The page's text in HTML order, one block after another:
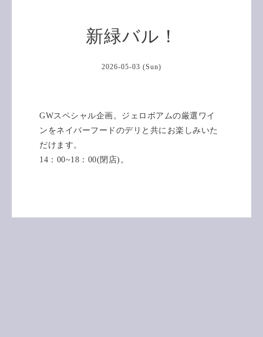
新緑バル！
2026-05-03 (Sun)
GWスペシャル企画。ジェロボアムの厳選ワイ
ンをネイバーフードのデリと共にお楽しみいた
だけます。
14：00~18：00(閉店)。